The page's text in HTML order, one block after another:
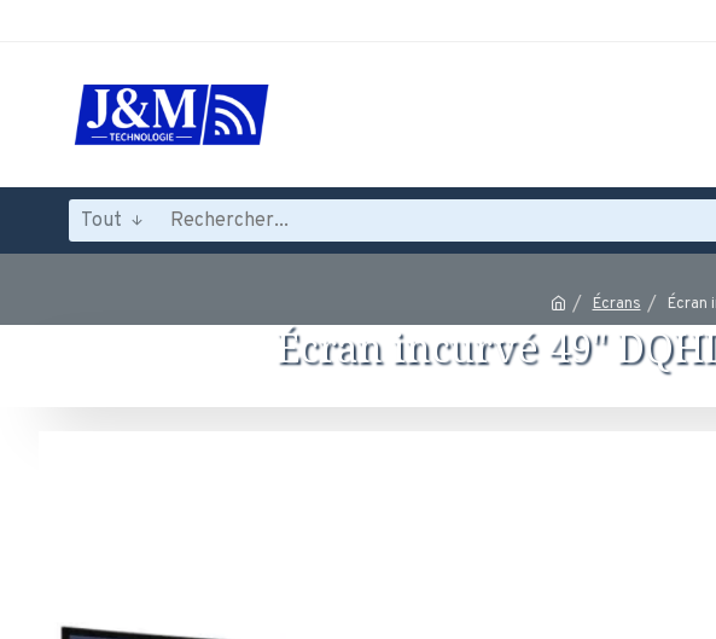
Tout
Écrans Écran
Écran incurvé 49"